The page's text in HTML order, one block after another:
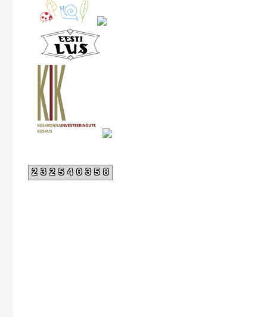
232540358